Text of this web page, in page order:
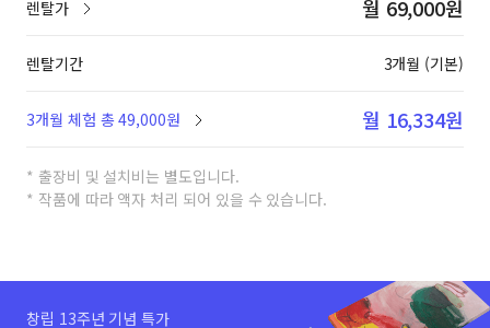
렌탈가 월 69,000원
렌탈기간 3개월 (기본)
3개월 체험 총 49,000원 월 16,334원
* 출장비 및 설치비는 별도입니다.
* 작품에 따라 액자 처리 되어 있을 수 있습니다.
창립 13주년 기념 특가